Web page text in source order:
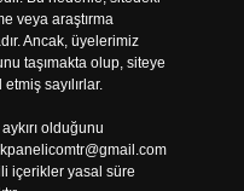
veya araştırma
Ancak, üyelerimiz
taşımakta olup, siteye
sayılırlar.
olduğunu
içerikler yasal süre